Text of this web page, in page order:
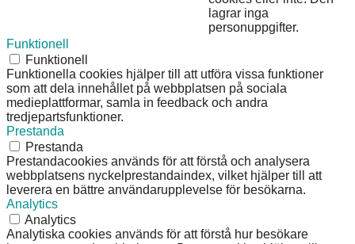
lagrar inga
personuppgifter.
Funktionell
Funktionell
Funktionella cookies hjälper till att utföra vissa funktioner
som att dela innehållet på webbplatsen på sociala
medieplattformar, samla in feedback och andra
tredjepartsfunktioner.
Prestanda
Prestanda
Prestandacookies används för att förstå och analysera
webbplatsens nyckelprestandaindex, vilket hjälper till att
leverera en bättre användarupplevelse för besökarna.
Analytics
Analytics
Analytiska cookies används för att förstå hur besökare